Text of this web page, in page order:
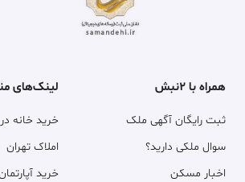
همراه با ۲نبش
ثبت رایگان آگهی ملک
سوال ملکی دارید؟
اخبار مسکن
لینک‌های
خرید خانه
املاک تهران
خرید